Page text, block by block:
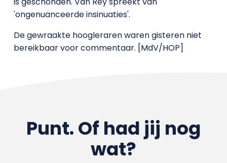
'ongenuanceerde insinuaties'.
De gewraakte hoogleraren waren gisteren niet
bereikbaar voor commentaar. [MdV/HOP]
Punt. Of had jij nog
wat?